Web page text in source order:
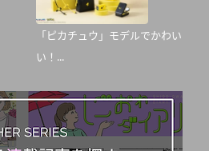
「ピカチュウ」モデルでかわい
い！...